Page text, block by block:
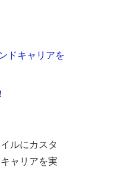
ドキャリアを
ルにカスタ
ャリアを実